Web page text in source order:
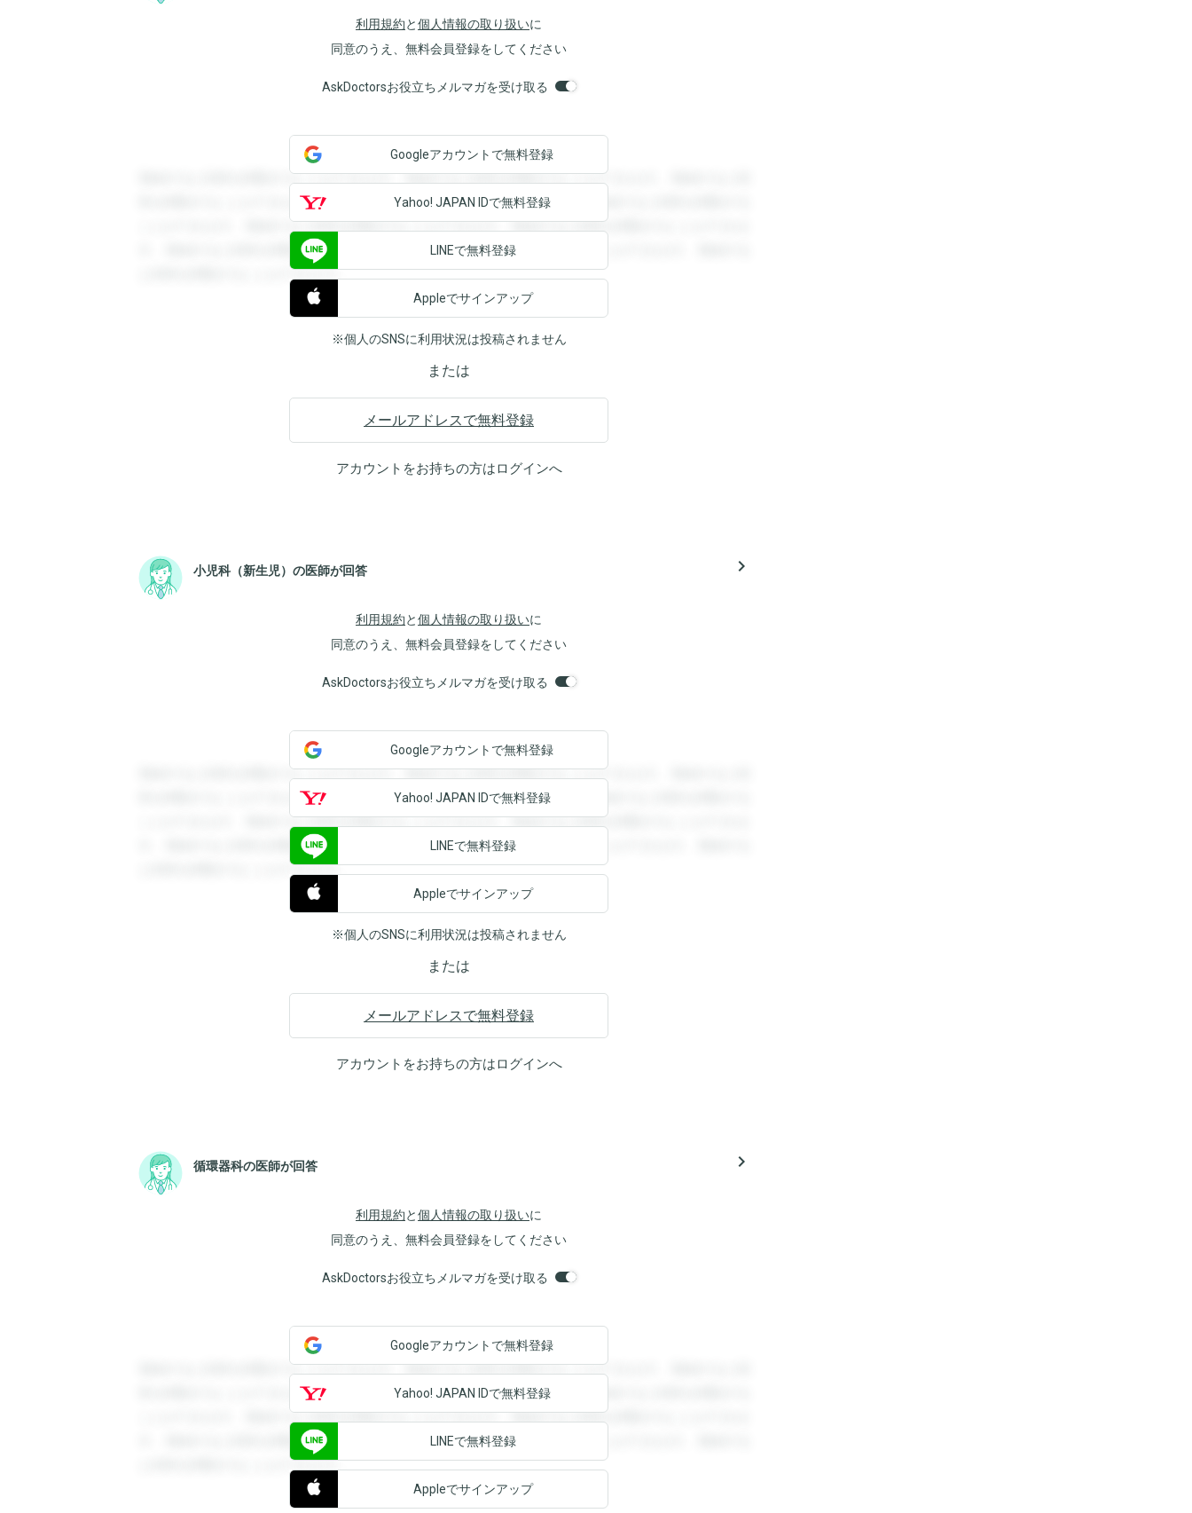
利用規約と個人情報の取り扱いに
同意のうえ、無料会員登録をしてください
AskDoctorsお役立ちメルマガを受け取る
登録すると回答を閲覧することができます。登録すると回答を閲覧することができます。登録すると回
答を閲覧することができます。登録すると回答を閲覧することができます。登録すると回答を閲覧する
ことができます。登録すると回答を閲覧することができます。登録すると回答を閲覧することができま
す。登録すると回答を閲覧することができます。登録すると回答を閲覧することができます。登録する
と回答を閲覧することができます。
Googleアカウントで無料登録
Yahoo! JAPAN IDで無料登録
LINEで無料登録
Appleでサインアップ
※個人のSNSに利用状況は投稿されません
または
メールアドレスで無料登録
アカウントをお持ちの方はログインへ
小児科（新生児）の医師が回答 navigate_next
利用規約と個人情報の取り扱いに
同意のうえ、無料会員登録をしてください
AskDoctorsお役立ちメルマガを受け取る
登録すると回答を閲覧することができます。登録すると回答を閲覧することができます。登録すると回
答を閲覧することができます。登録すると回答を閲覧することができます。登録すると回答を閲覧する
ことができます。登録すると回答を閲覧することができます。登録すると回答を閲覧することができま
す。登録すると回答を閲覧することができます。登録すると回答を閲覧することができます。登録する
と回答を閲覧することができます。
Googleアカウントで無料登録
Yahoo! JAPAN IDで無料登録
LINEで無料登録
Appleでサインアップ
※個人のSNSに利用状況は投稿されません
または
メールアドレスで無料登録
アカウントをお持ちの方はログインへ
循環器科の医師が回答 navigate_next
利用規約と個人情報の取り扱いに
同意のうえ、無料会員登録をしてください
AskDoctorsお役立ちメルマガを受け取る
登録すると回答を閲覧することができます。登録すると回答を閲覧することができます。登録すると回
答を閲覧することができます。登録すると回答を閲覧することができます。登録すると回答を閲覧する
ことができます。登録すると回答を閲覧することができます。登録すると回答を閲覧することができま
す。登録すると回答を閲覧することができます。登録すると回答を閲覧することができます。登録する
と回答を閲覧することができます。
Googleアカウントで無料登録
Yahoo! JAPAN IDで無料登録
LINEで無料登録
Appleでサインアップ